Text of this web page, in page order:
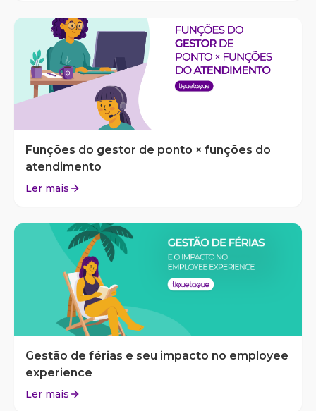
Funções do gestor de ponto × funções do
atendimento
Ler mais
Gestão de férias e seu impacto no employee
experience
Ler mais